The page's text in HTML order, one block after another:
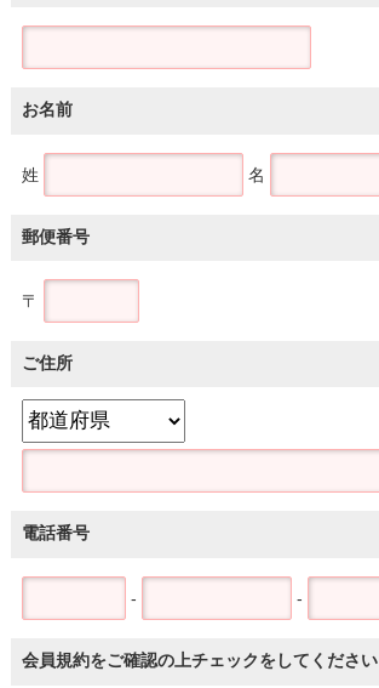
お名前
姓 名
郵便番号
〒
ご住所
電話番号
- -
会員規約をご確認の上チェックをしてください